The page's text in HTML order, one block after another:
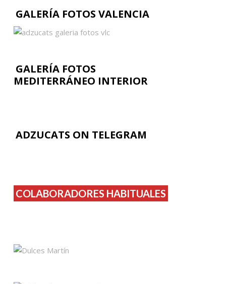
GALERÍA FOTOS VALENCIA
GALERÍA FOTOS
MEDITERRÁNEO INTERIOR
ADZUCATS ON TELEGRAM
COLABORADORES HABITUALES